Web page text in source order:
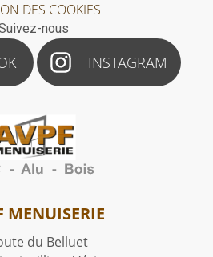
DES COOKIES
nous
INSTAGRAM
MENUISERIE
du Belluet